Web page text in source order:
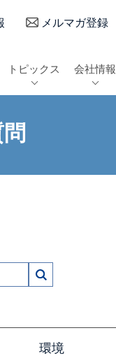
メルマガ登録
トピックス 会社情報
環境